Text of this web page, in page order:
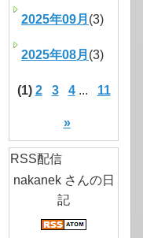
2025年09月 (3)
2025年08月 (3)
(1) 2 3 4... 11
»
RSS配信
nakanek さんの日
記